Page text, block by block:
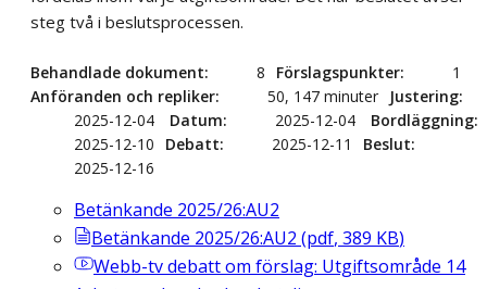
steg två i beslutsprocessen.
Behandlade dokument 8 Förslagspunkter
1
Anföranden och repliker
50, 147 minuter
Justering
2025-12-04
Datum 2025-12-04
Bordläggning
2025-12-10
Debatt 2025-12-11
Beslut
2025-12-16
Betänkande 2025/26:AU2
Betänkande 2025/26:AU2 (pdf, 389 KB)
Webb-tvdebatt om förslag: Utgiftsområde 14